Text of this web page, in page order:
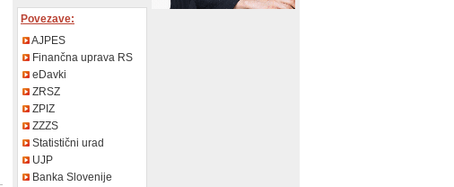
Povezave:
AJPES
Finančna uprava RS
eDavki
ZRSZ
ZPIZ
ZZZS
Statistični urad
UJP
Banka Slovenije